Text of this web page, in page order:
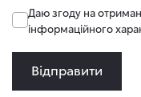
Даю згоду на
інформаційного
Відправити